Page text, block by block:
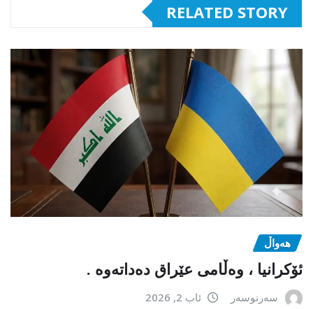
RELATED STORY
هەواڵ
ئۆکرانیا ، وەڵامی عێراق دەداتەوە .
سەرنوسەر ئاب 2, 2026